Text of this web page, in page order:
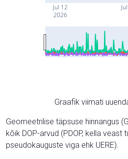
Jul 12
2026
Graafik viimati
Geomeetrilise täpsuse hinnangus
kõik DOP-arvud (PDOP, kella veast
pseudokauguste viga ehk UERE).